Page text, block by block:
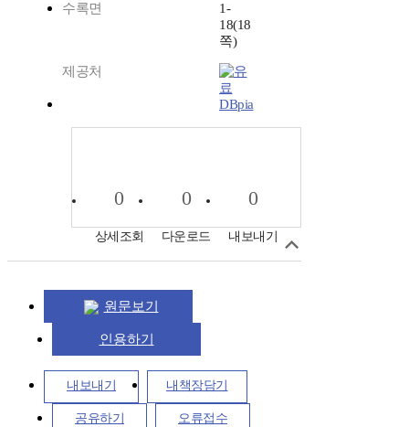
수록면
1-
18(18
쪽)
제공처
DBpia
0
상세조회
0
다운로드
0
내보내기
원문보기
인용하기
내보내기 내책장담기
공유하기 오류접수